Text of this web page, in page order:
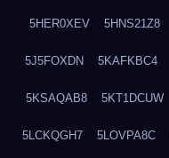
5HER0XEV 5HNS21Z8
5J5FOXDN 5KAFKBC4
5KSAQAB8 5KT1DCUW
5LCKQGH7 5LOVPA8C